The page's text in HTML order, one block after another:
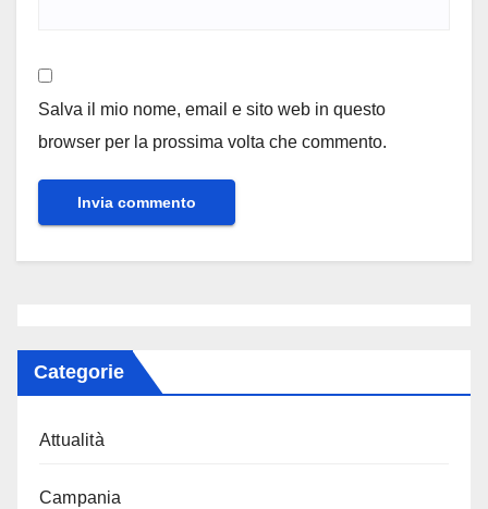
Salva il mio nome, email e sito web in questo
browser per la prossima volta che commento.
Categorie
Attualità
Campania